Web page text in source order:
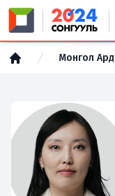
Монгол